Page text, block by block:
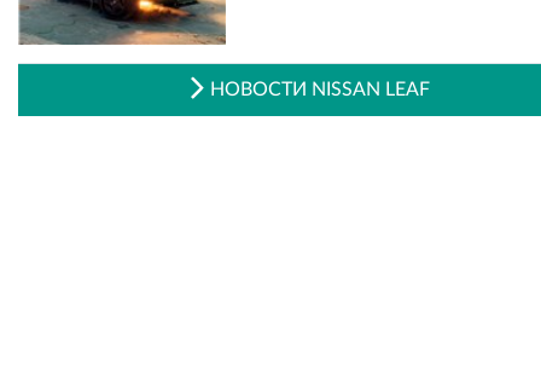
НОВОСТИ NISSAN LEAF